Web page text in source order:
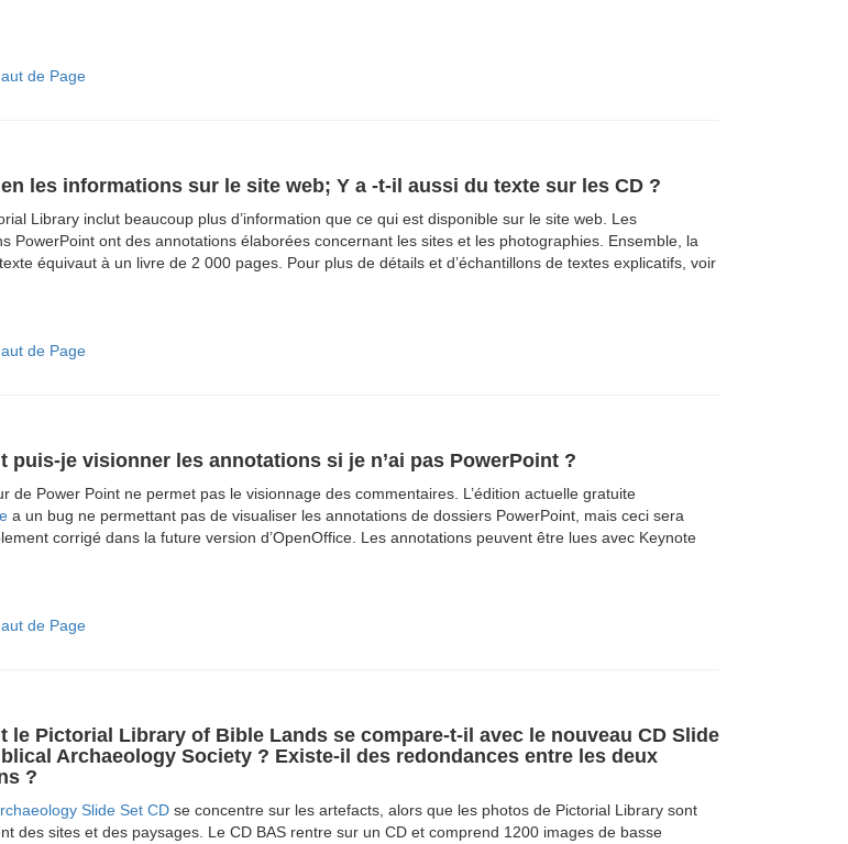
de Page
les informations sur le site web; Y a -t-il aussi du texte sur les CD ?
Library inclut beaucoup plus d’information que ce qui est disponible sur le site web. Les
PowerPoint ont des annotations élaborées concernant les sites et les photographies. Ensemble, la
équivaut à un livre de 2 000 pages. Pour plus de détails et d’échantillons de textes explicatifs, voir
de Page
puis-je visionner les annotations si je n’ai pas PowerPoint ?
de Power Point ne permet pas le visionnage des commentaires. L’édition actuelle gratuite
a un bug ne permettant pas de visualiser les annotations de dossiers PowerPoint, mais ceci sera
corrigé dans la future version d’OpenOffice. Les annotations peuvent être lues avec Keynote
de Page
le Pictorial Library of Bible Lands se compare-t-il avec le nouveau CD Slide
Archaeology Society ? Existe-il des redondances entre les deux
?
Slide Set CD se concentre sur les artefacts, alors que les photos de Pictorial Library sont
des sites et des paysages. Le CD BAS rentre sur un CD et comprend 1200 images de basse